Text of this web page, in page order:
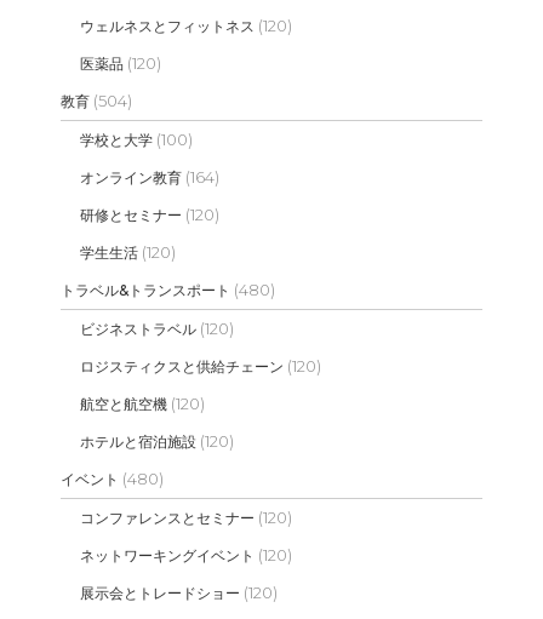
ウェルネスとフィットネス (120)
医薬品 (120)
教育 (504)
学校と大学 (100)
オンライン教育 (164)
研修とセミナー (120)
学生生活 (120)
トラベル&トランスポート (480)
ビジネストラベル (120)
ロジスティクスと供給チェーン (120)
航空と航空機 (120)
ホテルと宿泊施設 (120)
イベント (480)
コンファレンスとセミナー (120)
ネットワーキングイベント (120)
展示会とトレードショー (120)